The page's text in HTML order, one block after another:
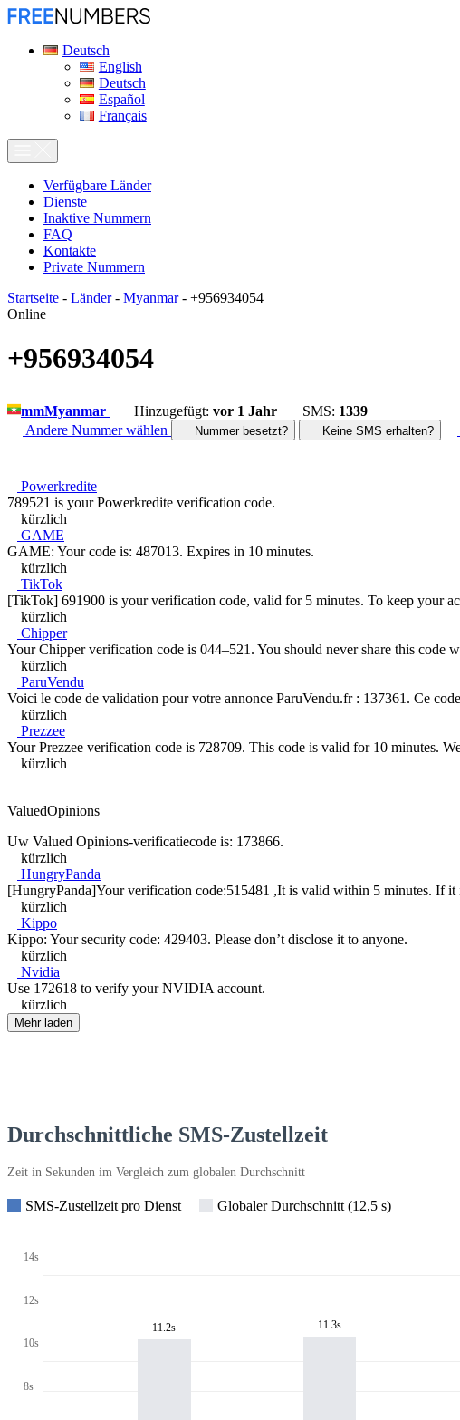
Deutsch
English
Deutsch
Español
Français
Verfügbare Länder
Dienste
Inaktive Nummern
FAQ
Kontakte
Private Nummern
Startseite - Länder- Myanmar- +956934054
Online
+956934054
mmMyanmar Hinzugefügt: vor 1 Jahr SMS: 1339
Andere Nummer wählen
Nummer besetzt? Keine SMS erhalten?
Powerkredite
789521 is your Powerkredite verification code.
kürzlich
GAME
GAME: Your code is: 487013. Expires in 10 minutes.
kürzlich
TikTok
[TikTok] 691900 is your verification code, valid for 5 minutes. To keep your
kürzlich
Chipper
Your Chipper verification code is 044–521. You should never share this code
kürzlich
ParuVendu
Voici le code de validation pour votre annonce ParuVendu.fr : 137361. Ce
kürzlich
Prezzee
Your Prezzee verification code is 728709. This code is valid for 10 minutes.
kürzlich
ValuedOpinions
Uw Valued Opinions-verificatiecode is: 173866.
kürzlich
HungryPanda
[HungryPanda]Your verification code:515481 ,It is valid within 5 minutes. If it
kürzlich
Kippo
Kippo: Your security code: 429403. Please don’t disclose it to anyone.
kürzlich
Nvidia
Use 172618 to verify your NVIDIA account.
kürzlich
Mehr laden
Durchschnittliche SMS-Zustellzeit
Zeit in Sekunden im Vergleich zum globalen Durchschnitt
SMS-Zustellzeit pro Dienst Globaler Durchschnitt (12,5 s)
14s
12s
10s
8s
11.2s 11.3s